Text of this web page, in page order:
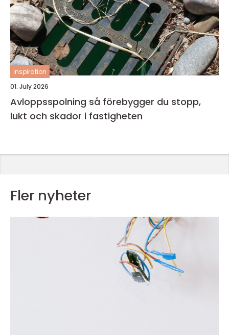
inspiration
01. July 2026
Avloppsspolning så förebygger du stopp,
lukt och skador i fastigheten
Fler nyheter